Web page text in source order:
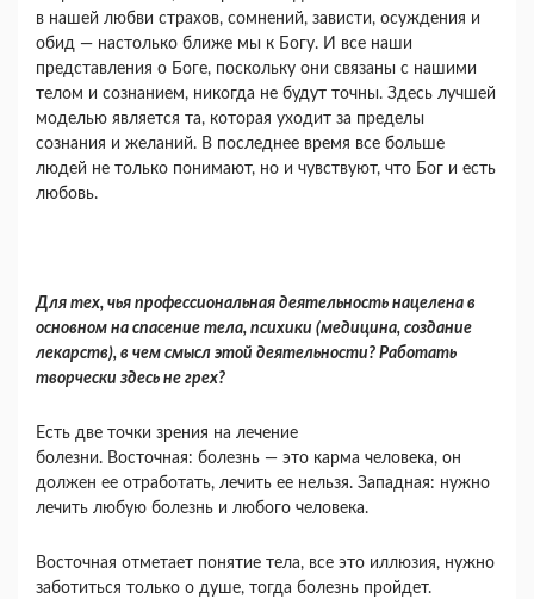
в нашей любви страхов, сомнений, зависти, осуждения и
обид — настолько ближе мы к Богу. И все наши
представления о Боге, поскольку они связаны с нашими
телом и сознанием, никогда не будут точны. Здесь лучшей
моделью является та, которая уходит за пределы
сознания и желаний. В последнее время все больше
людей не только понимают, но и чувствуют, что Бог и есть
любовь.
Для тех, чья профессиональная деятельность нацелена в
основном на спасение тела, психики (медицина, создание
лекарств), в чем смысл этой деятельности? Работать
творчески здесь не грех?
Есть две точки зрения на лечение
болезни. Восточная: болезнь — это карма человека, он
должен ее отработать, лечить ее нельзя. Западная: нужно
лечить любую болезнь и лю­бого человека.
Восточная отметает понятие тела, все это иллю­зия, нужно
заботиться только о душе, тогда бо­лезнь пройдет.